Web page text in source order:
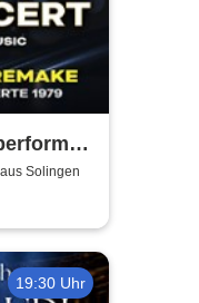
Solingen
19:30 Uhr